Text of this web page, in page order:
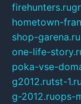
firehunters.ru
hometown-
shop-garena.ru
one-life-
poka-vse-
g2012.rutst-1.ru
g-2012.ruops-